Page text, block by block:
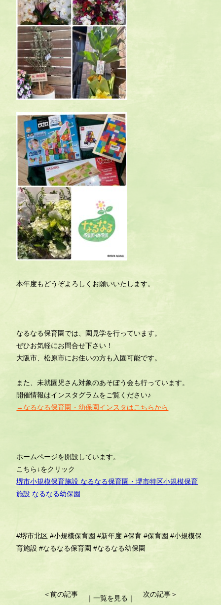
本年度もどうぞよろしくお願いいたします。
なるなる保育園では、園見学を行っています。
ぜひお気軽にお問合せ下さい！
大阪市、松原市にお住いの方も入園可能です。
また、未就園児さん対象のあそぼう会も行っています。
開催情報はインスタグラムをご覧ください♪
→なるなる保育園・幼保園インスタはこちらから
ホームページを開設しています。
こちら↓をクリック
堺市小規模保育施設 なるなる保育園・堺市特区小規模保育
施設 なるなる幼保園
#堺市北区 #小規模保育園 #新年度 #保育 #保育園 #小規模保
育施設 #なるなる保育園 #なるなる幼保園
＜前の記事 次の記事＞
｜一覧を見る｜